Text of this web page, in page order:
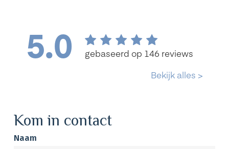
Kom in contact
Naam